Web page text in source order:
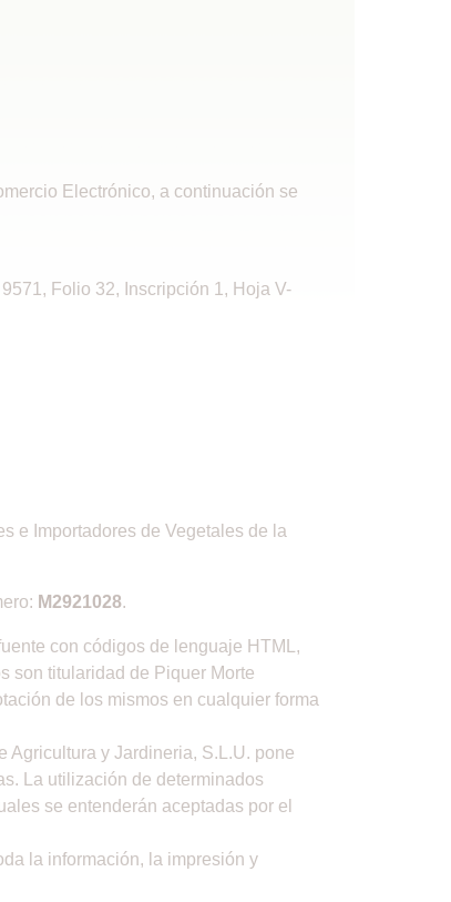
Electrónico, a continuación se
Folio 32, Inscripción 1, Hoja V-
e Importadores de Vegetales de la
M2921028.
con códigos de lenguaje HTML,
son titularidad de Piquer Morte
de los mismos en cualquier forma
Agricultura y Jardineria, S.L.U. pone
La utilización de determinados
se entenderán aceptadas por el
la información, la impresión y